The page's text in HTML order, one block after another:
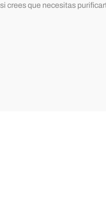
crees que necesitas